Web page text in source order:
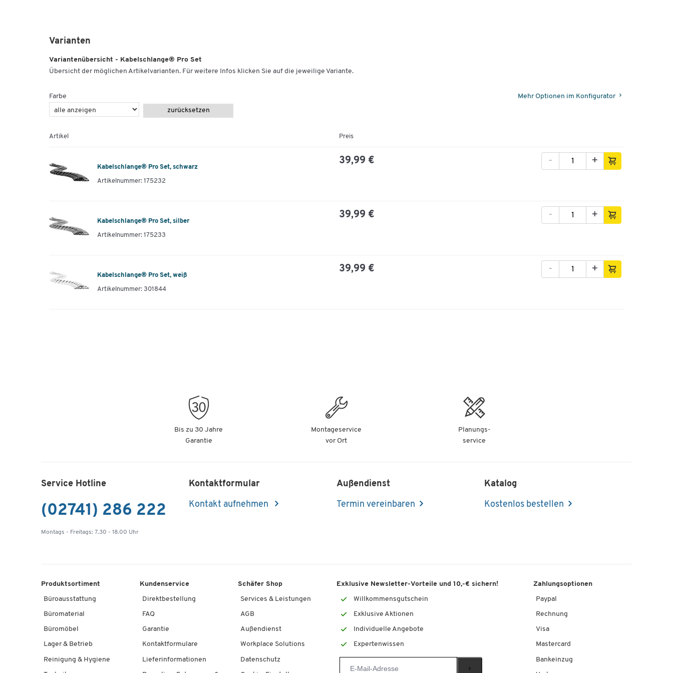
Varianten
Variantenübersicht - Kabelschlange® Pro Set
Übersicht der möglichen Artikelvarianten. Für weitere Infos klicken Sie auf die jeweilige Variante.
Farbe
zurücksetzen
Mehr Optionen im Konfigurator
Artikel Preis
Kabelschlange® Pro Set, schwarz
Artikelnummer: 175232
39,99 € +
-
Kabelschlange® Pro Set, silber
Artikelnummer: 175233
39,99 € +
-
Kabelschlange® Pro Set, weiß
Artikelnummer: 301844
39,99 € +
-
Bis zu 30 Jahre
Garantie
Montageservice
vor Ort
Planungs-
service
Service Hotline
(02741) 286 222
Montags - Freitags: 7.30 - 18.00 Uhr
Kontaktformular
Kontakt aufnehmen
Außendienst
Termin vereinbaren
Katalog
Kostenlos bestellen
Produktsortiment
Büroausstattung
Büromaterial
Büromöbel
Lager & Betrieb
Reinigung & Hygiene
Kundenservice
Direktbestellung
FAQ
Garantie
Kontaktformulare
Lieferinformationen
Schäfer Shop
Services & Leistungen
AGB
Außendienst
Workplace Solutions
Datenschutz
Exklusive Newsletter-Vorteile und 10,-€ sichern!
Willkommensgutschein
Exklusive Aktionen
Individuelle Angebote
Expertenwissen
Zahlungsoptionen
Paypal
Rechnung
Visa
Mastercard
Bankeinzug